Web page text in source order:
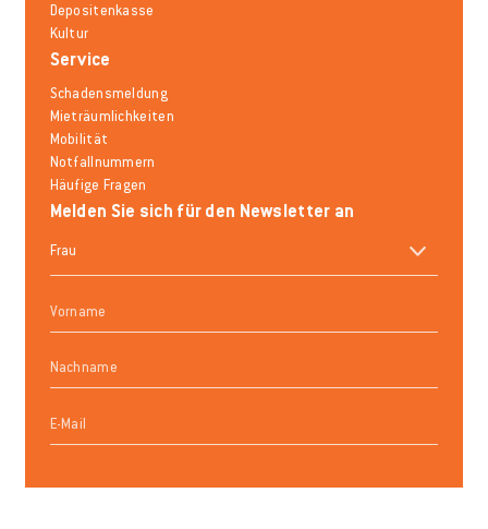
Depositenkasse
Kultur
Service
Schadensmeldung
Mieträumlichkeiten
Mobilität
Notfallnummern
Häufige Fragen
Melden Sie sich für den Newsletter an